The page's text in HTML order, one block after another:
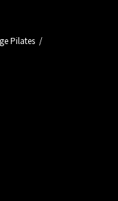
Pilates